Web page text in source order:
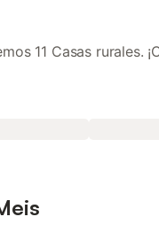
11 Casas rurales.